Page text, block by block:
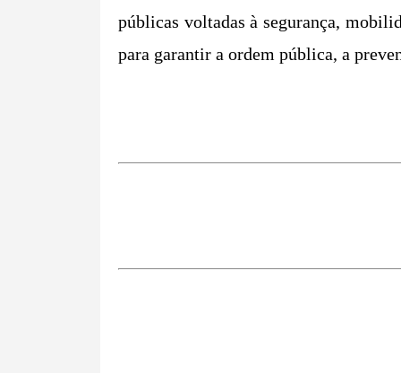
públicas voltadas à segurança,
para garantir a ordem pública, a